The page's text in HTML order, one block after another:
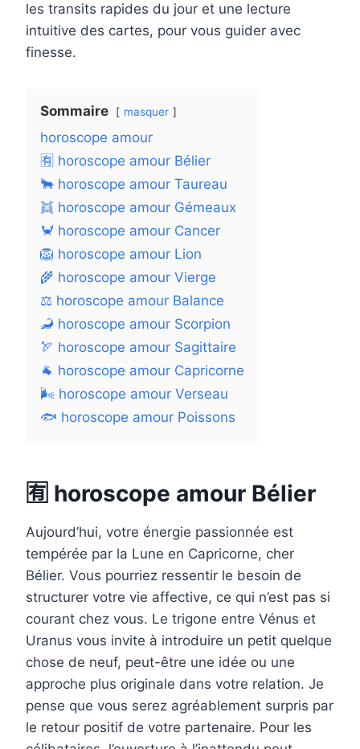
les transits rapides du jour et une lecture
intuitive des cartes, pour vous guider avec
finesse.
Sommaire masquer
horoscope amour
🈶 horoscope amour Bélier
🐂 horoscope amour Taureau
👯 horoscope amour Gémeaux
🦀 horoscope amour Cancer
🦁 horoscope amour Lion
🌾 horoscope amour Vierge
⚖️ horoscope amour Balance
🦂 horoscope amour Scorpion
🏹 horoscope amour Sagittaire
🐐 horoscope amour Capricorne
🌬 horoscope amour Verseau
🐟 horoscope amour Poissons
🈶 horoscope amour Bélier
Aujourd’hui, votre énergie passionnée est
tempérée par la Lune en Capricorne, cher
Bélier. Vous pourriez ressentir le besoin de
structurer votre vie affective, ce qui n’est pas si
courant chez vous. Le trigone entre Vénus et
Uranus vous invite à introduire un petit quelque
chose de neuf, peut-être une idée ou une
approche plus originale dans votre relation. Je
pense que vous serez agréablement surpris par
le retour positif de votre partenaire. Pour les